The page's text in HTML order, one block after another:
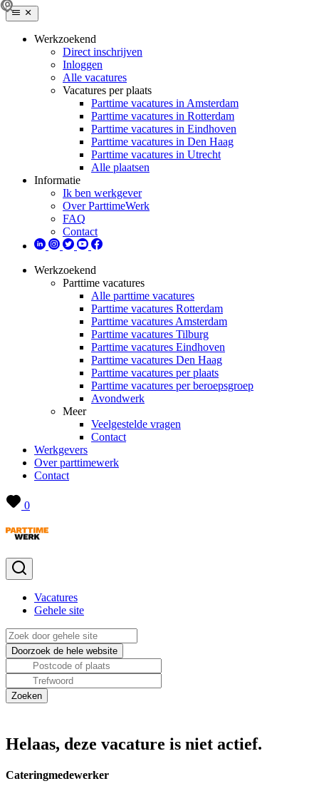
Werkzoekend
Direct inschrijven
Inloggen
Alle vacatures
Vacatures per plaats
Parttime vacatures in Amsterdam
Parttime vacatures in Rotterdam
Parttime vacatures in Eindhoven
Parttime vacatures in Den Haag
Parttime vacatures in Utrecht
Alle plaatsen
Informatie
Ik ben werkgever
Over ParttimeWerk
FAQ
Contact
Werkzoekend
Parttime vacatures
Alle parttime vacatures
Parttime vacatures Rotterdam
Parttime vacatures Amsterdam
Parttime vacatures Tilburg
Parttime vacatures Eindhoven
Parttime vacatures Den Haag
Parttime vacatures per plaats
Parttime vacatures per beroepsgroep
Avondwerk
Meer
Veelgestelde vragen
Contact
Werkgevers
Over parttimewerk
Contact
0
Vacatures
Gehele site
Helaas, deze vacature is niet actief.
Cateringmedewerker